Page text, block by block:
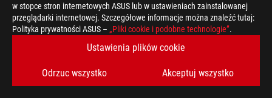
w stopce stron internetowych ASUS lub w ustawieniach zainstalowanej
przeglądarki internetowej. Szczegółowe informacje można znaleźć tutaj:
Polityka prywatności ASUS – „Pliki cookie i podobne technologie”.
Ustawienia plików cookie
Odrzuc wszystko Akceptuj wszystko
Disclaimer
Produkty certyfikowane przez kanadyjską Federalną Komisję
Zjednoczonych i w Kanadzie. Zapraszamy do odwiedzenia
dostępności produktów.
dokładnych ofert. Produkty mogą nie być dostępne na
Specyfikacja i funkcje różnią się w zależności od modelu, a
stronach specyfikacji.